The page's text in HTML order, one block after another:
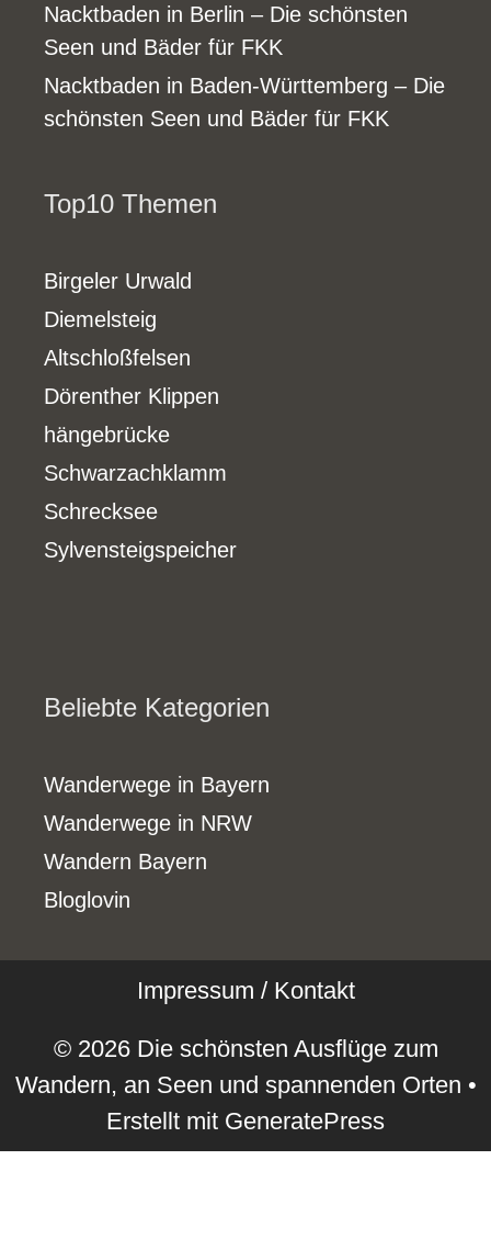
Nacktbaden in Berlin – Die schönsten
Seen und Bäder für FKK
Nacktbaden in Baden-Württemberg – Die
schönsten Seen und Bäder für FKK
Top10 Themen
Birgeler Urwald
Diemelsteig
Altschloßfelsen
Dörenther Klippen
hängebrücke
Schwarzachklamm
Schrecksee
Sylvensteigspeicher
Beliebte Kategorien
Wanderwege in Bayern
Wanderwege in NRW
Wandern Bayern
Bloglovin
Impressum / Kontakt
© 2026 Die schönsten Ausflüge zum
Wandern, an Seen und spannenden Orten •
Erstellt mit GeneratePress